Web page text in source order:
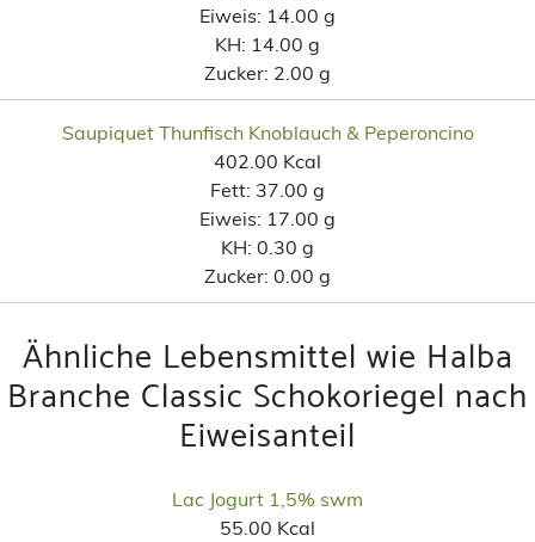
Eiweis: 14.00 g
KH: 14.00 g
Zucker: 2.00 g
Saupiquet Thunfisch Knoblauch & Peperoncino
402.00 Kcal
Fett: 37.00 g
Eiweis: 17.00 g
KH: 0.30 g
Zucker: 0.00 g
Ähnliche Lebensmittel wie Halba
Branche Classic Schokoriegel nach
Eiweisanteil
Lac Jogurt 1,5% swm
55.00 Kcal